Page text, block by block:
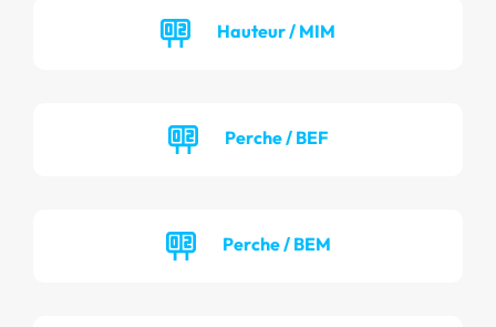
Hauteur / MIM
Perche / BEF
Perche / BEM